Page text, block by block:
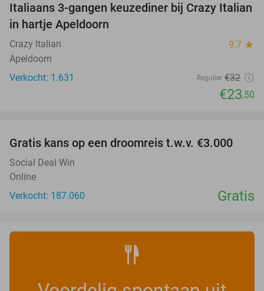
27%
Italiaans 3-gangen keuzediner bij Crazy Italian
in hartje Apeldoorn
Crazy Italian 9.7 star
Apeldoorn
Verkocht: 1.631
Regulier €32
€23,50
Gratis kans op een droomreis t.w.v. €3.000
Social Deal Win
Online
Verkocht: 187.060
Gratis